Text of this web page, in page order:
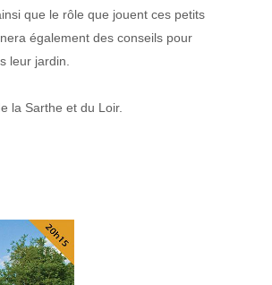
que le rôle que jouent ces petits
également des conseils pour
leur jardin.
la Sarthe et du Loir.